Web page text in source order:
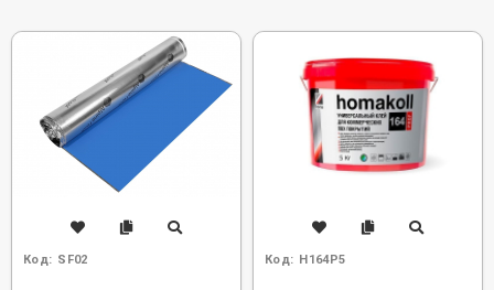
Код: SF02 Код: H164P5